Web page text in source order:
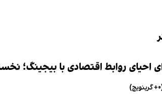
احیای روابط اقتصادی با بیجینگ؛